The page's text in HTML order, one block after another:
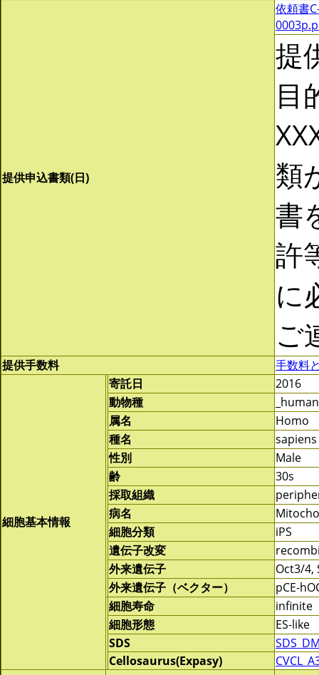
提供申込書類(日)
依頼書
提
目
類
書
許
に
ご
提供手数料 手数料
細胞基本情報
寄託日
2016
動物種
属名
Homo
種名
sapiens
性別
Male
齢
30s
採取組織
病名
細胞分類
iPS
遺伝子改変
外来遺伝子
Oct3/4,
外来遺伝子（ベクター）
pCE-
細胞寿命
infinite
細胞形態
ES-like
SDS
Cellosaurus(Expasy)